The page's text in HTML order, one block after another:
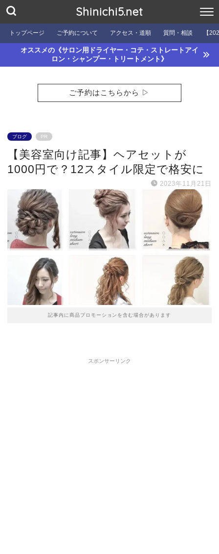
Shinichi5.net
トップページ ご予約について アクセス・道順 質問・相談 【
オススメの《サロン用ドライヤー・コテ・ストレートアイ
ロン・シャンプー・トリートメント》
ご予約はこちらから ▷
ブログ PR
【美容室向け記事】ヘアセットが
1000円で？12スタイル限定で格安に
2023年11月21日
記事内に商品プロモーションを含む場合があります
スポンサーリンク